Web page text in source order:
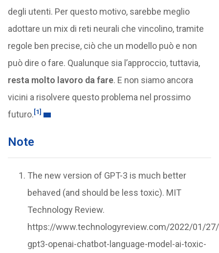
degli utenti. Per questo motivo, sarebbe meglio
adottare un mix di reti neurali che vincolino, tramite
regole ben precise, ciò che un modello può e non
può dire o fare. Qualunque sia l’approccio, tuttavia,
resta molto lavoro da fare. E non siamo ancora
vicini a risolvere questo problema nel prossimo
futuro.[1]
Note
The new version of GPT-3 is much better
behaved (and should be less toxic). MIT
Technology Review.
https://www.technologyreview.com/2022/01/
gpt3-openai-chatbot-language-model-ai-toxic-